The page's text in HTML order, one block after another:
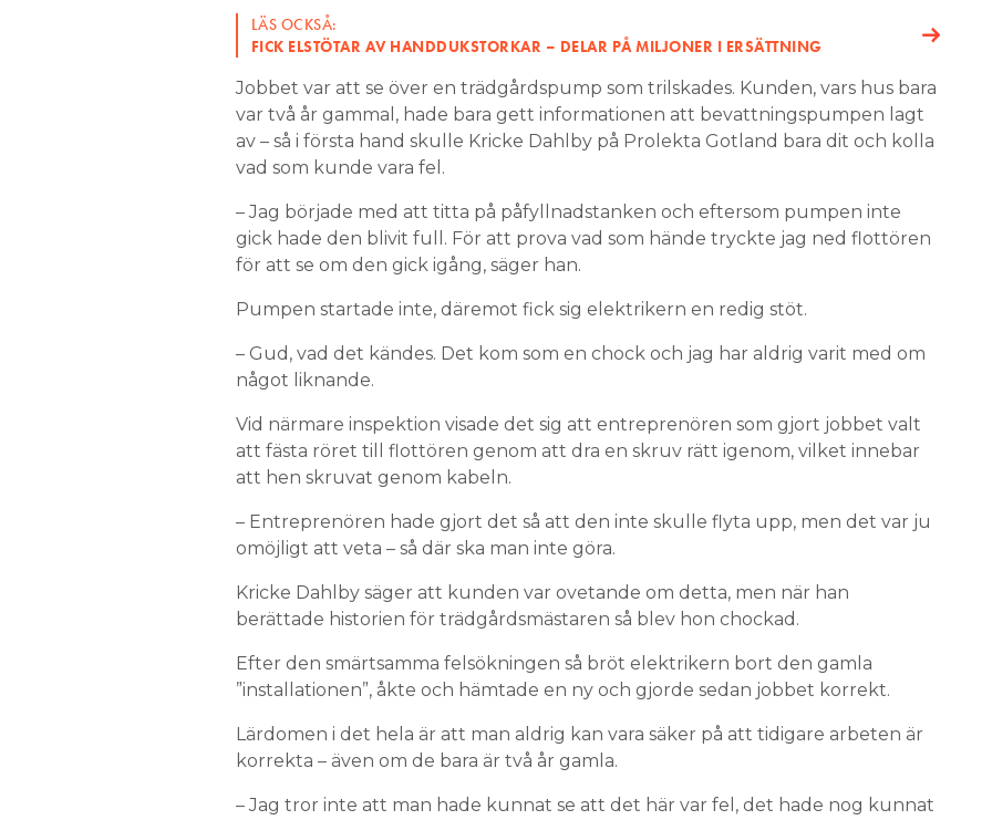
LÄS OCKSÅ:
FICK ELSTÖTAR AV HANDDUKSTORKAR – DELAR PÅ MILJONER I ERSÄTTNING
Jobbet var att se över en trädgårdspump som trilskades. Kunden, vars hus bara
var två år gammal, hade bara gett informationen att bevattningspumpen lagt
av – så i första hand skulle Kricke Dahlby på Prolekta Gotland bara dit och kolla
vad som kunde vara fel.
– Jag började med att titta på påfyllnadstanken och eftersom pumpen inte
gick hade den blivit full. För att prova vad som hände tryckte jag ned flottören
för att se om den gick igång, säger han.
Pumpen startade inte, däremot fick sig elektrikern en redig stöt.
– Gud, vad det kändes. Det kom som en chock och jag har aldrig varit med om
något liknande.
Vid närmare inspektion visade det sig att entreprenören som gjort jobbet valt
att fästa röret till flottören genom att dra en skruv rätt igenom, vilket innebar
att hen skruvat genom kabeln.
– Entreprenören hade gjort det så att den inte skulle flyta upp, men det var ju
omöjligt att veta – så där ska man inte göra.
Kricke Dahlby säger att kunden var ovetande om detta, men när han
berättade historien för trädgårdsmästaren så blev hon chockad.
Efter den smärtsamma felsökningen så bröt elektrikern bort den gamla
”installationen”, åkte och hämtade en ny och gjorde sedan jobbet korrekt.
Lärdomen i det hela är att man aldrig kan vara säker på att tidigare arbeten är
korrekta – även om de bara är två år gamla.
– Jag tror inte att man hade kunnat se att det här var fel, det hade nog kunnat